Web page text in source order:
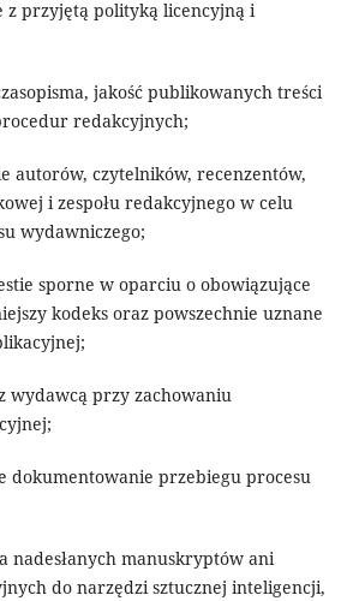
z przyjętą polityką licencyjną i
jakość publikowanych treści
redakcyjnych;
autorów, czytelników, recenzentów,
i zespołu redakcyjnego w celu
wydawniczego;
sporne w oparciu o obowiązujące
kodeks oraz powszechnie uznane
wydawcą przy zachowaniu
dokumentowanie przebiegu procesu
nadesłanych manuskryptów ani
do narzędzi sztucznej inteligencji,